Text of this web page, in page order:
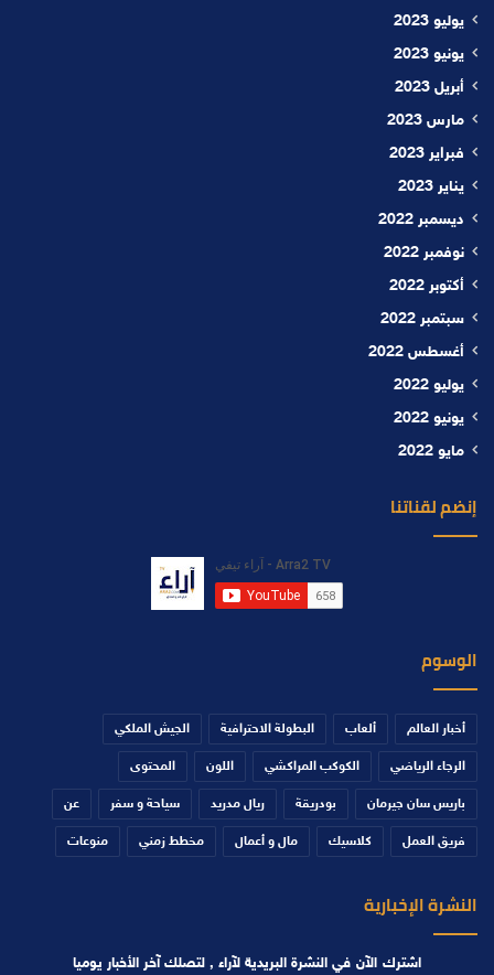
يوليو 2023
يونيو 2023
أبريل 2023
مارس 2023
فبراير 2023
يناير 2023
ديسمبر 2022
نوفمبر 2022
أكتوبر 2022
سبتمبر 2022
أغسطس 2022
يوليو 2022
يونيو 2022
مايو 2022
إنضم لقناتنا
الوسوم
أخبار العالم ألعاب البطولة الاحترافية الجيش الملكي
الرجاء الرياضي الكوكب المراكشي اللون المحتوى
باريس سان جيرمان بودريقة ريال مدريد سياحة و سفر عن
فريق العمل كلاسيك مال و أعمال مخطط زمني منوعات
النشرة الإخبارية
اشترك الآن في النشرة البريدية لآراء , لتصلك آخر الأخبار يوميا